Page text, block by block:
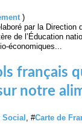
)
par la Direction
de l’Éducation
économiques...
français
notre
Social , #Carte de